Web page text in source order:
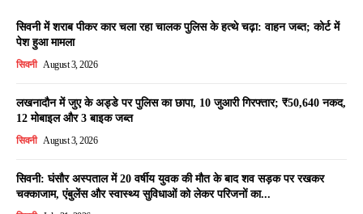
सिवनी में शराब पीकर कार चला रहा चालक पुलिस के हत्थे चढ़ा: वाहन जब्त; कोर्ट में
पेश हुआ मामला
सिवनी August 3, 2026
लखनादौन में जुए के अड्डे पर पुलिस का छापा, 10 जुआरी गिरफ्तार; ₹50,640 नकद,
12 मोबाइल और 3 बाइक जब्त
सिवनी August 3, 2026
सिवनी: घंसौर अस्पताल में 20 वर्षीय युवक की मौत के बाद शव सड़क पर रखकर
चक्काजाम, एंबुलेंस और स्वास्थ्य सुविधाओं को लेकर परिजनों का...